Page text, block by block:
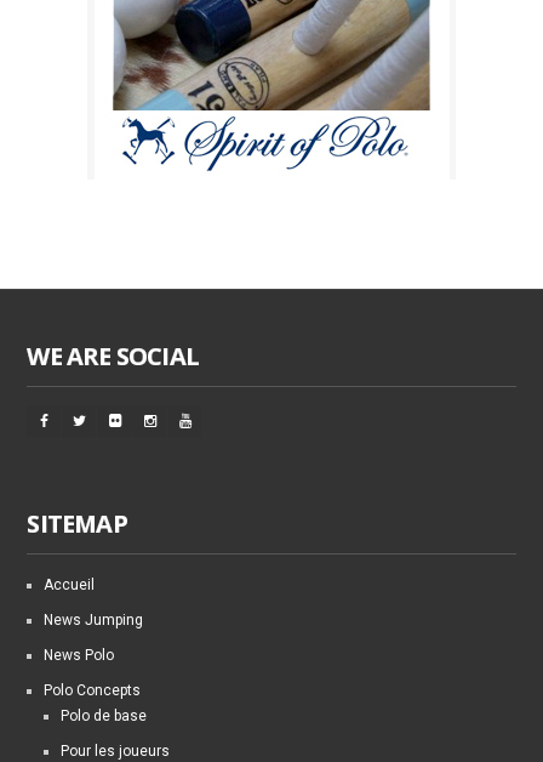
WE ARE SOCIAL
SITEMAP
Accueil
News Jumping
News Polo
Polo Concepts
Polo de base
Pour les joueurs